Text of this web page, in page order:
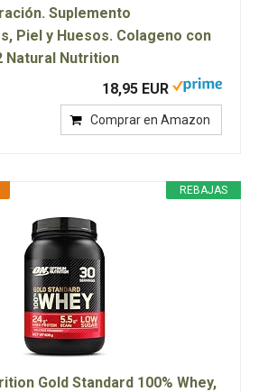
Suplemento
Piel y Huesos. Colageno con
Natural Nutrition
18,95 EUR
Comprar en Amazon
REBAJAS
Gold Standard 100% Whey,